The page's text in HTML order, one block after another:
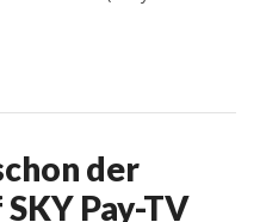
der
Pay-TV